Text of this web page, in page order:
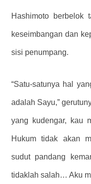
Hashimoto berbelok
keseimbangan dan
sisi penumpang.
“Satu-satunya hal
adalah Sayu,”
yang kudengar, kau
Hukum tidak akan
sudut pandang
tidaklah salah… Aku